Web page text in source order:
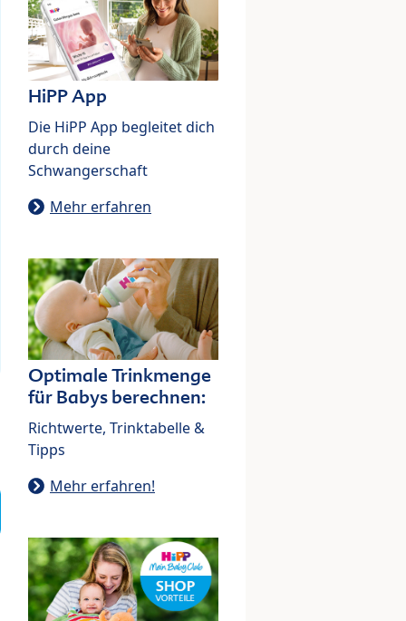
HiPP App
Die HiPP App begleitet dich
durch deine
Schwangerschaft
Mehr erfahren
Optimale Trinkmenge
für Babys berechnen:
Richtwerte, Trinktabelle &
Tipps
Mehr erfahren!